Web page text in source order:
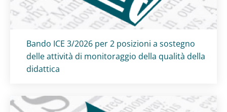
Titolo card:
Bando ICE 3/2026 per 2 posizioni a sostegno
delle attività di monitoraggio della qualità della
didattica